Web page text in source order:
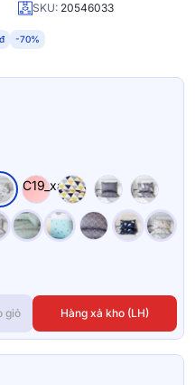
SKU: 20546033
-70%
C19_xam
giỏ Hàng xả kho (LH)